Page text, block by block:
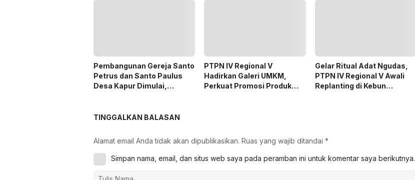
Pembangunan Gereja Santo
Petrus dan Santo Paulus
Desa Kapur Dimulai,
PTPN IV Regional V
Hadirkan Galeri UMKM,
Perkuat Promosi Produk
Gelar Ritual Adat Ngudas,
PTPN IV Regional V Awali
Replanting di Kebun
TINGGALKAN BALASAN
Alamat email Anda tidak akan dipublikasikan. Ruas yang wajib ditandai *
Simpan nama, email, dan situs web saya pada peramban ini untuk komentar saya berikutnya.